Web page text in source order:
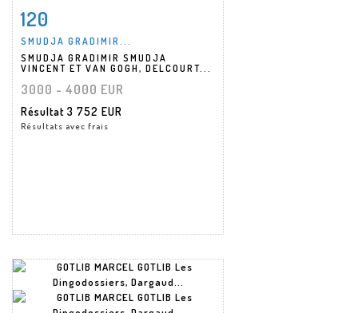
Fiche détaillée
120
SMUDJA GRADIMIR...
SMUDJA GRADIMIR SMUDJA
VINCENT ET VAN GOGH, DELCOURT...
3000 - 4000 EUR
Résultat 3 752 EUR
Résultats avec frais